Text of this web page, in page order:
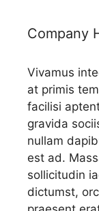
Company
Vivamus
at primis
facilisi
gravida
nullam
est ad.
sollicitudin
dictumst,